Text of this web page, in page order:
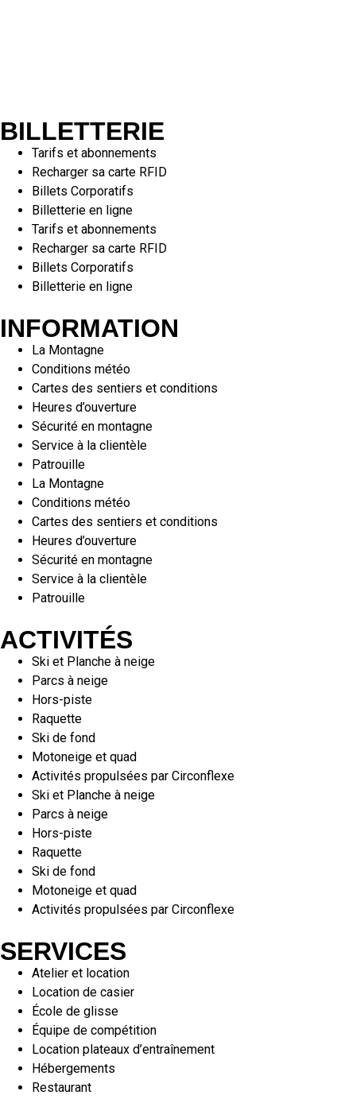
BILLETTERIE
Tarifs et abonnements
Recharger sa carte RFID
Billets Corporatifs
Billetterie en ligne
Tarifs et abonnements
Recharger sa carte RFID
Billets Corporatifs
Billetterie en ligne
INFORMATION
La Montagne
Conditions météo
Cartes des sentiers et conditions
Heures d’ouverture
Sécurité en montagne
Service à la clientèle
Patrouille
La Montagne
Conditions météo
Cartes des sentiers et conditions
Heures d’ouverture
Sécurité en montagne
Service à la clientèle
Patrouille
ACTIVITÉS
Ski et Planche à neige
Parcs à neige
Hors-piste
Raquette
Ski de fond
Motoneige et quad
Activités propulsées par Circonflexe
Ski et Planche à neige
Parcs à neige
Hors-piste
Raquette
Ski de fond
Motoneige et quad
Activités propulsées par Circonflexe
SERVICES
Atelier et location
Location de casier
École de glisse
Équipe de compétition
Location plateaux d’entraînement
Hébergements
Restaurant